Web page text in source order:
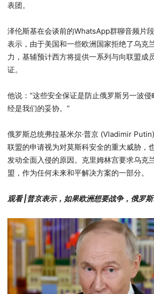
表团。
泽伦斯基在会谈前的WhatsApp群聊音频片
表示，由于美国和一些欧洲国家拒绝了乌克
力，基辅预计西方将提供一系列与向联盟成
证。
他说：“这些安全保证是防止俄罗斯另一波侵
经是我们的妥协。”
俄罗斯总统弗拉基米尔·普京 (Vladimir
联盟的申请视为对莫斯科安全的重大威胁，
发动全面入侵的原因。克里姆林宫要求乌克
盟，作为任何未来和平解决方案的一部分。
观看 |普京表示，如果欧洲想要战争，俄罗斯